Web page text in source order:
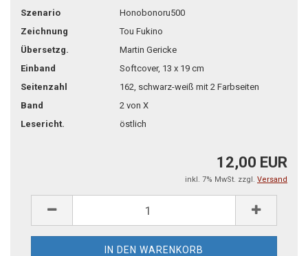
Szenario
Honobonoru500
Zeichnung
Tou Fukino
Übersetzg.
Martin Gericke
Einband
Softcover, 13 x 19 cm
Seitenzahl
162, schwarz-weiß mit 2 Farbseiten
Band
2 von X
Lesericht.
östlich
12,00 EUR
inkl. 7% MwSt. zzgl. Versand